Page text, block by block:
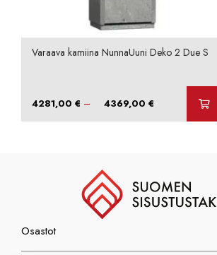
Varaava kamiina NunnaUuni Deko 2 Due S
4281,00€ – 4369,00€ Hintaluokka:
Osastot